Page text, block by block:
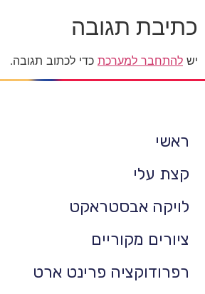
כתיבת תגובה
יש להתחבר למערכת כדי לכתוב תגובה.
ראשי
קצת עלי
לויקה אבסטראקט
ציורים מקוריים
רפרודוקציה פרינט ארט